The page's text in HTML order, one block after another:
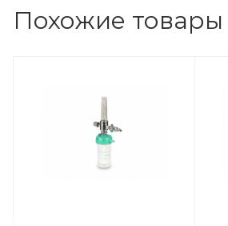
Похожие товары